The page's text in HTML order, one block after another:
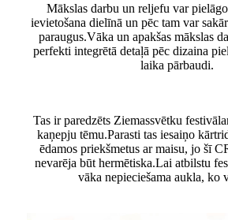
Mākslas darbu un reljefu var
ievietošana dielīnā un pēc tam var
paraugus.Vāka un apakšas mākslas
perfekti integrētā detaļā pēc dizaina
laika pārbaudi.
Tas ir paredzēts Ziemassvētku
kaņepju tēmu.Parasti tas iesaiņo
ēdamos priekšmetus ar maisu, jo šī
nevarēja būt hermētiska.Lai atbilstu
vāka nepieciešama aukla, ko